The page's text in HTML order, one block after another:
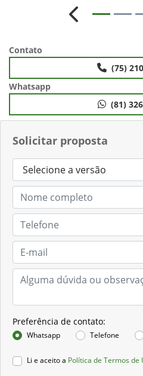
Solicitar proposta
Preferência de contato:
Whatsapp Telefone
Li e aceito a Política de Termos de
Anterior
Contato
(75)
Whatsapp
(81)